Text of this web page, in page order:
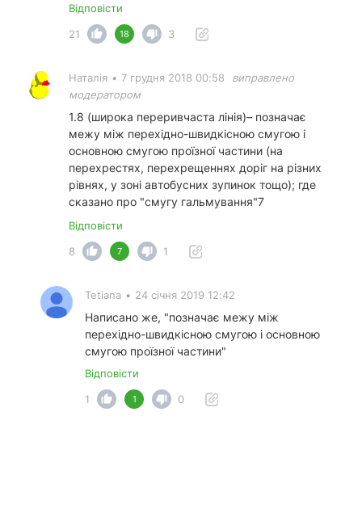
Відповісти
21
18 3
Наталія • 7 грудня 2018 00:58
виправлено
модератором
1.8 (широка переривчаста лінія)– позначає
межу між перехідно-швидкісною смугою і
основною смугою проїзної частини (на
перехрестях, перехрещеннях доріг на різних
рівнях, у зоні автобусних зупинок тощо); где
сказано про "смугу гальмування"7
Відповісти
8
7 1
Tetiana • 24 січня 2019 12:42
Написано же, "позначає межу між
перехідно-швидкісною смугою і основною
смугою проїзної частини"
Відповісти
1
1 0